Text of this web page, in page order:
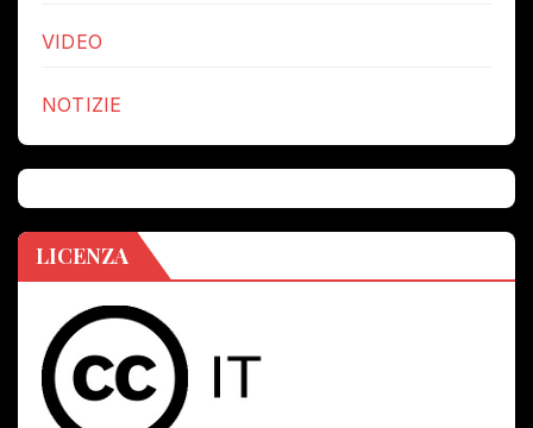
VIDEO
NOTIZIE
LICENZA